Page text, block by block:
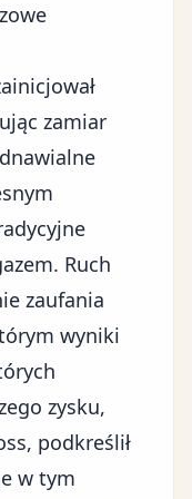
zamiar
. Ruch
zaufania
wyniki
zysku,
podkreślił
w tym